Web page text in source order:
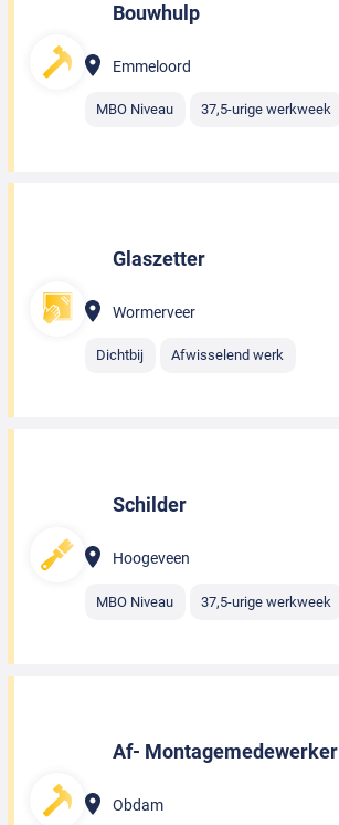
Bouwhulp
Emmeloord
MBO Niveau 37,5-urige werkweek
Glaszetter
Wormerveer
Dichtbij Afwisselend werk
Schilder
Hoogeveen
MBO Niveau 37,5-urige werkweek
Af- Montagemedewerker
Obdam